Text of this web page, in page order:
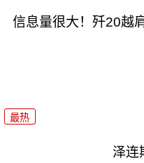
信息量很大！歼20越
最热
泽连